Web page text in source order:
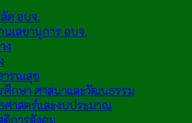
ด อบจ.
นเลขานุการ อบจ.
ง
ารณสุข
ศึกษา ศาสนาและวัฒนธรรม
ศาสตร์และงบประมาณ
ดิการสังคม